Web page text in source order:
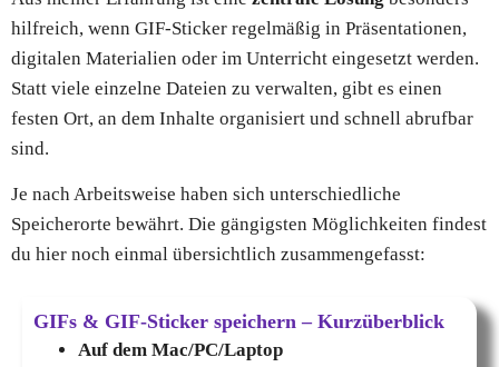
hilfreich, wenn GIF-Sticker regelmäßig in Präsentationen,
digitalen Materialien oder im Unterricht eingesetzt werden.
Statt viele einzelne Dateien zu verwalten, gibt es einen
festen Ort, an dem Inhalte organisiert und schnell abrufbar
sind.
Je nach Arbeitsweise haben sich unterschiedliche
Speicherorte bewährt. Die gängigsten Möglichkeiten findest
du hier noch einmal übersichtlich zusammengefasst:
GIFs & GIF-Sticker speichern – Kurzüberblick
Auf dem Mac/PC/Laptop